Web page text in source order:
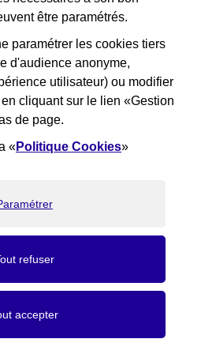
être paramétrés.
paramétrer les cookies tiers
d'audience anonyme,
utilisateur) ou modifier
cliquant sur le lien «Gestion
de page.
«Politique Cookies»
refuser
accepter
espace Mode ecoActivation du mode
Désactivation du mode
Accès rapides
InstagramTwitter
Bienvenue ! Nous sommes là pour